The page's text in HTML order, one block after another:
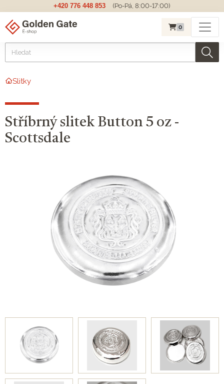
+420 776 448 853 (Po-Pá, 8:00-17:00)
0
Slitky
Stříbrný slitek Button 5 oz -
Scottsdale